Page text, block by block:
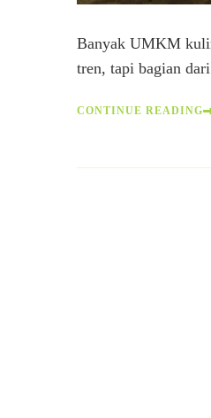
Banyak UMKM
tren, tapi bagian
CONTINUE READING